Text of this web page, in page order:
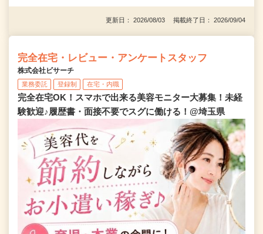
更新日： 2026/08/03 掲載終了日： 2026/09/04
完全在宅・レビュー・アンケートスタッフ
株式会社ビサーチ
業務委託 登録制 在宅・内職
完全在宅OK！スマホで出来る美容モニター大募集！未経
験歓迎♪履歴書・面接不要でスグに働ける！@埼玉県